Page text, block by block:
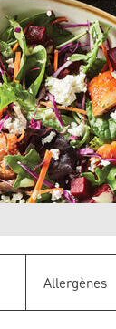
Allergènes